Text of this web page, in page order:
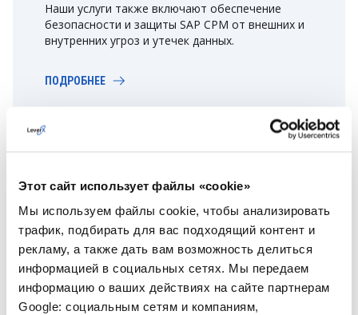
Этот сайт использует файлы «cookie»
Мы используем файлы cookie, чтобы анализировать
трафик, подбирать для вас подходящий контент и
рекламу, а также дать вам возможность делиться
информацией в социальных сетях. Мы передаем
информацию о ваших действиях на сайте партнерам
Google: социальным сетям и компаниям,
Наши услуги также включают обеспечение
безопасности и защиты SAP CPM от внешних и
внутренних угроз и утечек данных.
ПОДРОБНЕЕ
услугах в области SAP